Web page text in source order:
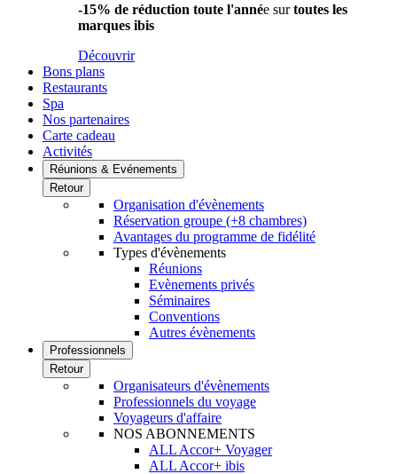
-15% de réduction toute l'année surtoutes les
marques ibis
Découvrir
Bons plans
Restaurants
Spa
Nos partenaires
Carte cadeau
Activités
Réunions & Evénements
Retour
Organisation d'évènements
Réservation groupe (+8 chambres)
Avantages du programme de fidélité
Types d'évènements
Réunions
Evènements privés
Séminaires
Conventions
Autres évènements
Professionnels
Retour
Organisateurs d'évènements
Professionnels du voyage
Voyageurs d'affaire
NOS ABONNEMENTS
ALL Accor+ Voyager
ALL Accor+ ibis